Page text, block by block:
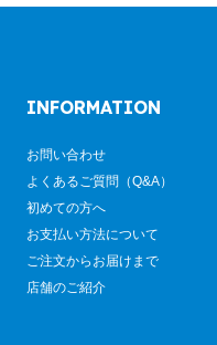
INFORMATION
お問い合わせ
よくあるご質問（Q&A）
初めての方へ
お支払い方法について
ご注文からお届けまで
店舗のご紹介